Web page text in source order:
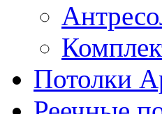
Потолки